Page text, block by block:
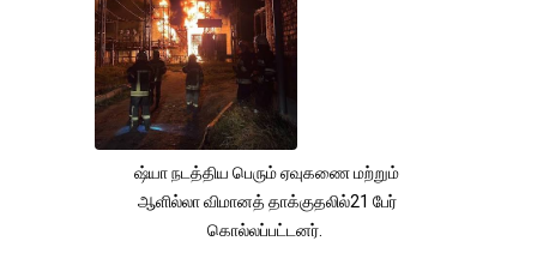
ஷ்யா நடத்திய பெரும் ஏவுகணை மற்றும்
ஆளில்லா விமானத் தாக்குதலில்21 பேர்
கொல்லப்பட்டனர்.